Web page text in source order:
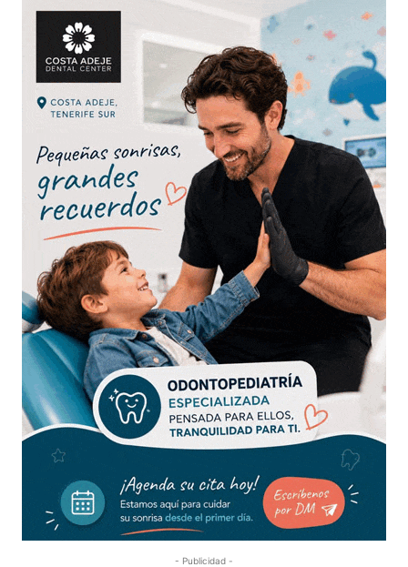
- Publicidad -